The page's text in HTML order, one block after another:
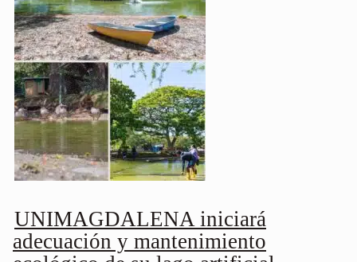
UNIMAGDALENA iniciará
adecuación y mantenimiento